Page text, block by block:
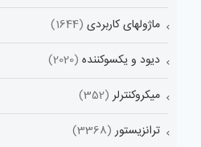
ماژولهای کاربردی (1644)
دیود و یکسوکننده (2020)
میکروکنترلر (352)
ترانزیستور (3368)